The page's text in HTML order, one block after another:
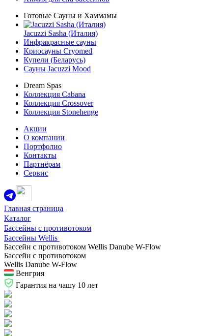
Готовые Сауны и Хаммамы
Jacuzzi Sasha (Италия)
Инфракрасные сауны
Криосауны Cryomed
Купели (Беларусь)
Сауны Jacuzzi Mood
Dream Spas
Коллекция Cabana
Коллекция Crossover
Коллекция Stonehenge
Акции
О компании
Портфолио
Контакты
Партнёрам
Сервис
Главная страница
Каталог
Бассейны с противотоком
Бассейны Wellis
Бассейн с противотоком Wellis Danube W-Flow
Бассейн с противотоком
Wellis Danube W-Flow
Венгрия
Гарантия на чашу 10 лет